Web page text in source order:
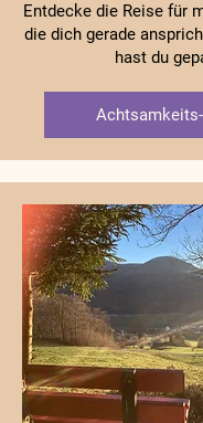
Entdecke die Reise für
die dich gerade
hast du